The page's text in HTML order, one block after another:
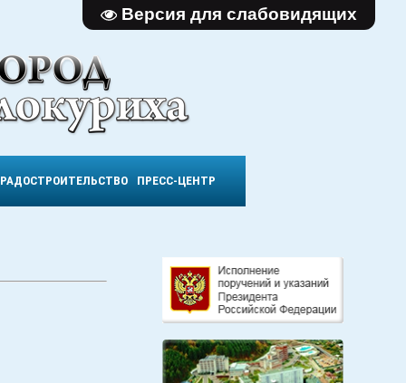
Версия для слабовидящих
ПРЕСС-ЦЕНТР